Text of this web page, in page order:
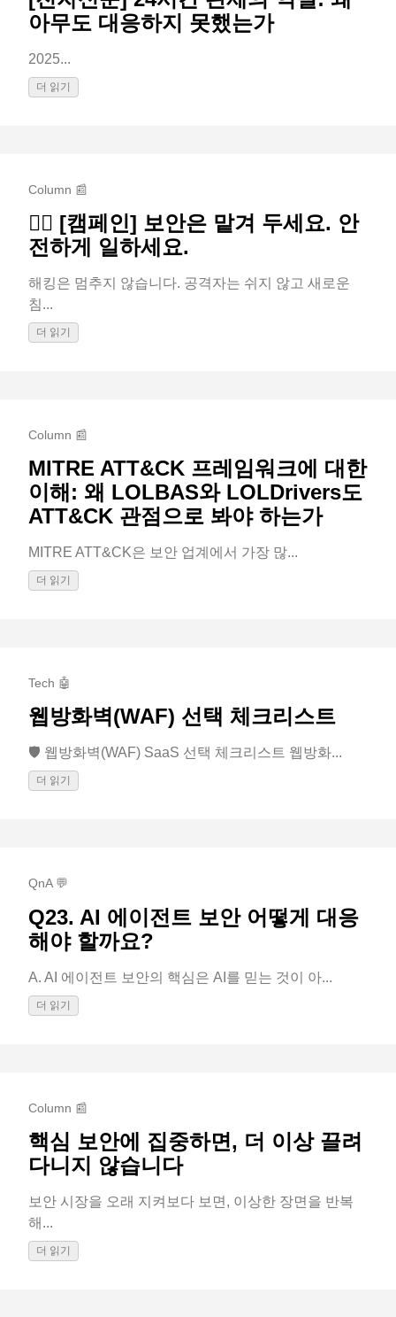
아무도 대응하지 못했는가
2025...
더 읽기
Column 📰
🕵️‍♂️ [캠페인] 보안은 맡겨 두세요. 안
전하게 일하세요.
해킹은 멈추지 않습니다. 공격자는 쉬지 않고 새로운
침...
더 읽기
Column 📰
MITRE ATT&CK 프레임워크에 대한
이해: 왜 LOLBAS와 LOLDrivers도
ATT&CK 관점으로 봐야 하는가
MITRE ATT&CK은 보안 업계에서 가장 많...
더 읽기
Tech 🤖
웹방화벽(WAF) 선택 체크리스트
🛡️ 웹방화벽(WAF) SaaS 선택 체크리스트 웹방화...
더 읽기
QnA 💬
Q23. AI 에이전트 보안 어떻게 대응
해야 할까요?
A. AI 에이전트 보안의 핵심은 AI를 믿는 것이 아...
더 읽기
Column 📰
핵심 보안에 집중하면, 더 이상 끌려
다니지 않습니다
보안 시장을 오래 지켜보다 보면, 이상한 장면을 반복
해...
더 읽기